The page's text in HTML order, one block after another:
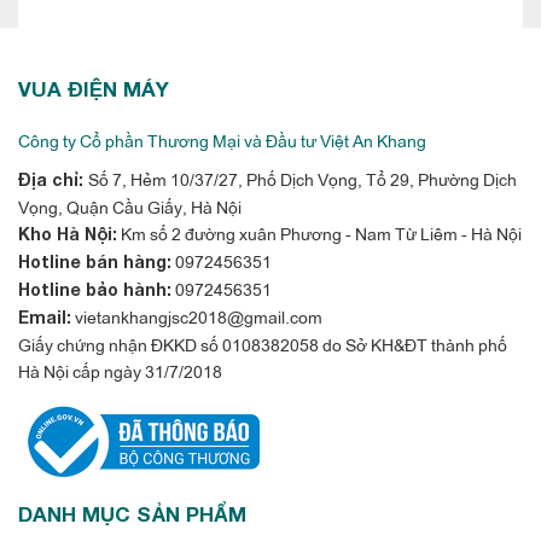
Bảng tương tác Samsung Flip 85 inch
WM85R mang đến nhiều tùy chọn định
tiện ích - từ thời gian biểu, lịch trình cho đến bảng chiến lược -
phù hợp hoàn hảo với mọi môi trường học tập và giáo dục. Giờ
đây thay vì viết lên giấy như thông thường, giáo viên và học
sinh có thể sử dụng các mẫu nội dung kỹ thuật số sẵn có để
nâng cao hiệu quả ghi chép và gia tăng sự thích thú trong việc
giảng dạy và học tập.
VUA ĐIỆN MÁY
Công ty Cổ phần Thương Mại và Đầu tư Việt An Khang
Địa chỉ: Số 7, Hẻm 10/37/27, Phố Dịch Vọng, Tổ 29, Phường Dịch
Vọng, Quận Cầu Giấy, Hà Nội
Kho Hà Nội: Km số 2 đường xuân Phương - Nam Từ Liêm - Hà Nội
Hotline bán hàng: 0972456351
Hotline bảo hành: 0972456351
Email: vietankhangjsc2018@gmail.com
Giấy chứng nhận ĐKKD số 0108382058 do Sở KH&ĐT thành phố
Hà Nội cấp ngày 31/7/2018
DANH MỤC SẢN PHẨM